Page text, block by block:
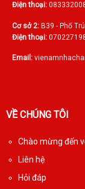
Điện thoại:
Cơ sở 2: B39 - Phố
Điện thoại:
Email:
VỀ CHÚNG TÔI
Chào mừng đến
Liên hệ
Hỏi đáp